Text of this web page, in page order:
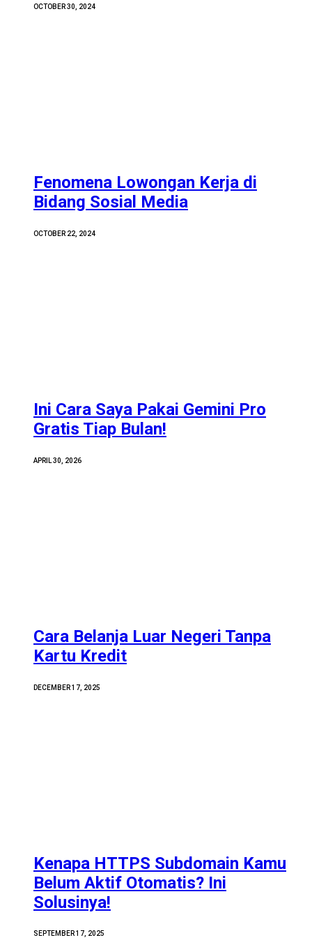
OCTOBER 30, 2024
Fenomena Lowongan Kerja di
Bidang Sosial Media
OCTOBER 22, 2024
Ini Cara Saya Pakai Gemini Pro
Gratis Tiap Bulan!
APRIL 30, 2026
Cara Belanja Luar Negeri Tanpa
Kartu Kredit
DECEMBER 17, 2025
Kenapa HTTPS Subdomain Kamu
Belum Aktif Otomatis? Ini
Solusinya!
SEPTEMBER 17, 2025